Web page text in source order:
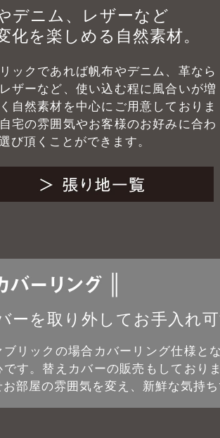
デニム、レザーなど
化を楽しめる自然素材。
ックであれば帆布やデニム、革なら
ザーなど、使い込む程に風合いが増
自然素材を中心にご用意しておりま
宅の雰囲気やお客様のお好みに合わ
び頂くことができます。
ーを取り外してお手入れ
ブリックの場合カバーリング仕様と
です。替えカバーの販売もしており
お部屋の雰囲気を変え、新鮮な気持